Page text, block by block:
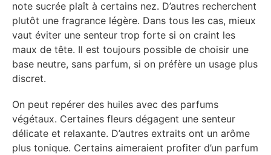
note sucrée plaît à certains nez. D’autres recherchent
plutôt une fragrance légère. Dans tous les cas, mieux
vaut éviter une senteur trop forte si on craint les
maux de tête. Il est toujours possible de choisir une
base neutre, sans parfum, si on préfère un usage plus
discret.
On peut repérer des huiles avec des parfums
végétaux. Certaines fleurs dégagent une senteur
délicate et relaxante. D’autres extraits ont un arôme
plus tonique. Certains aimeraient profiter d’un parfum